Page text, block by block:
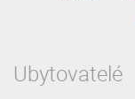
Ubytovatelé